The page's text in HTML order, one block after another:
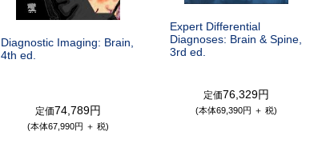
Diagnostic Imaging: Brain,
4th ed.
定価74,789円
(本体67,990円 ＋ 税)
Expert Differential
Diagnoses: Brain & Spine,
3rd ed.
定価76,329円
(本体69,390円 ＋ 税)